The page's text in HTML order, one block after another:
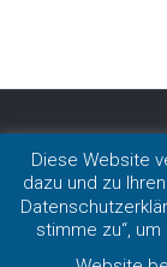
Diese Website
dazu und zu
stimme zu“,